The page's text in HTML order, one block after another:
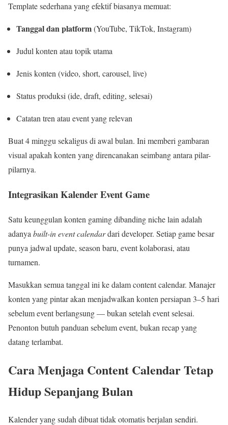
Template sederhana yang efektif biasanya memuat:
Tanggal dan platform(YouTube, TikTok, Instagram)
Judul konten atau topik utama
Jenis konten (video, short, carousel, live)
Status produksi (ide, draft, editing, selesai)
Catatan tren atau event yang relevan
Buat 4 minggu sekaligus di awal bulan. Ini memberi gambaran
visual apakah konten yang direncanakan seimbang antara pilar-
pilarnya.
Integrasikan Kalender Event Game
Satu keunggulan konten gaming dibanding niche lain adalah
adanya built-in event calendardari developer. Setiap game besar
punya jadwal update, season baru, event kolaborasi, atau
turnamen.
Masukkan semua tanggal ini ke dalam content calendar. Manajer
konten yang pintar akan menjadwalkan konten persiapan 3–5 hari
sebelum event berlangsung — bukan setelah event selesai.
Penonton butuh panduan sebelum event, bukan recap yang
datang terlambat.
Cara Menjaga Content Calendar Tetap
Hidup Sepanjang Bulan
Kalender yang sudah dibuat tidak otomatis berjalan sendiri.